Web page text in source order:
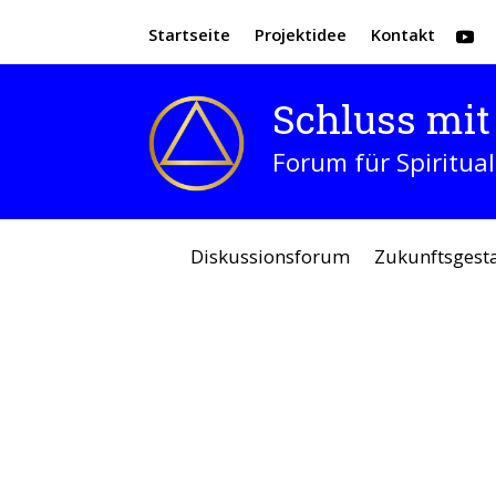
Startseite Projektidee Kontakt
Schluss
Forum für
Diskussionsforum